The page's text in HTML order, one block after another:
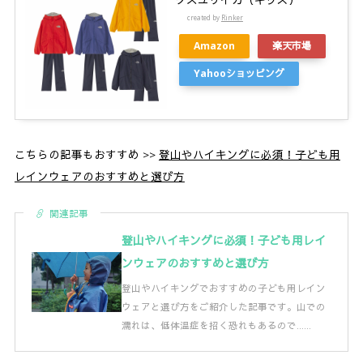
created by Rinker
Amazon
楽天市場
Yahooショッピング
こちらの記事もおすすめ >> 登山やハイキングに必須！子ども用
レインウェアのおすすめと選び方
関連記事
登山やハイキングに必須！子ども用レイ
ンウェアのおすすめと選び方
登山やハイキングでおすすめの子ども用レイン
ウェアと選び方をご紹介した記事です。山での
濡れは、低体温症を招く恐れもあるので……